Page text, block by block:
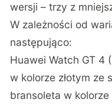
wersji – trzy z
W zależności od
następująco:
Huawei Watch GT 4
w kolorze złotym ze
bransoleta w kolorze